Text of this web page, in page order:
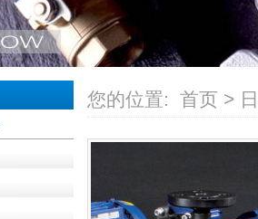
您的位置: 首页 >